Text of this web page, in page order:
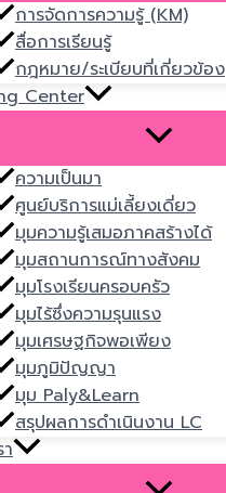
การจัดการความรู้ (KM)
สื่อการเรียนรู้
กฎหมาย/ระเบียบที่เกี่ยวข้อง
Center
ความเป็นมา
ศูนย์บริการแม่เลี้ยงเดี่ยว
มุมความรู้เสมอภาคสร้างได้
มุมสถานการณ์ทางสังคม
มุมโรงเรียนครอบครัว
มุมไร้ซึ่งความรุนแรง
มุมเศรษฐกิจพอเพียง
มุมภูมิปัญญา
มุม Paly&Learn
สรุปผลการดำเนินงาน LC